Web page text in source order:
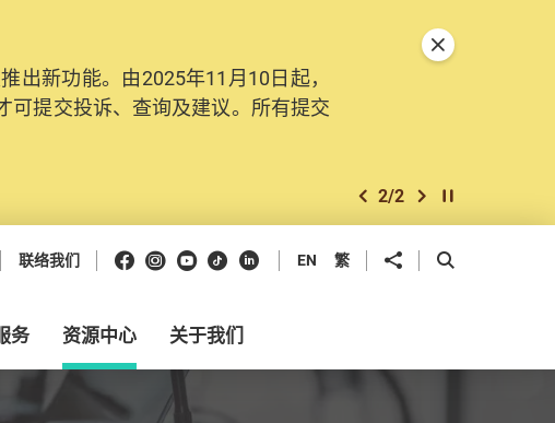
出新功能。由2025年11月10日起，
可提交投诉、查询及建议。所有提交
上一个
2/2 下一个开始/暂停幻灯
关闭特別通告
联络我们 Facebook
Instagram
Youtube
抖音领英 EN 繁 分享到 开启搜寻框
务 资源中心 关于我们